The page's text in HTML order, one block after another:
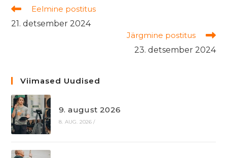
Read
more
articles
Eelmine postitus
21. detsember 2024
Järgmine postitus
23. detsember 2024
Viimased Uudised
9. august 2026
8. AUG. 2026 /